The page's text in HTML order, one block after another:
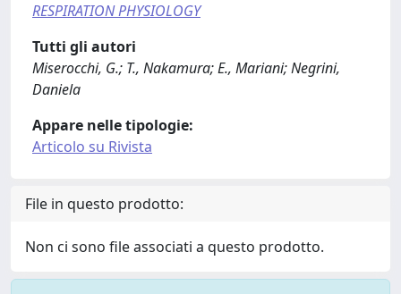
RESPIRATION PHYSIOLOGY
Tutti gli autori
Miserocchi, G.; T., Nakamura; E., Mariani; Negrini,
Daniela
Appare nelle tipologie:
Articolo su Rivista
File in questo prodotto:
Non ci sono file associati a questo prodotto.